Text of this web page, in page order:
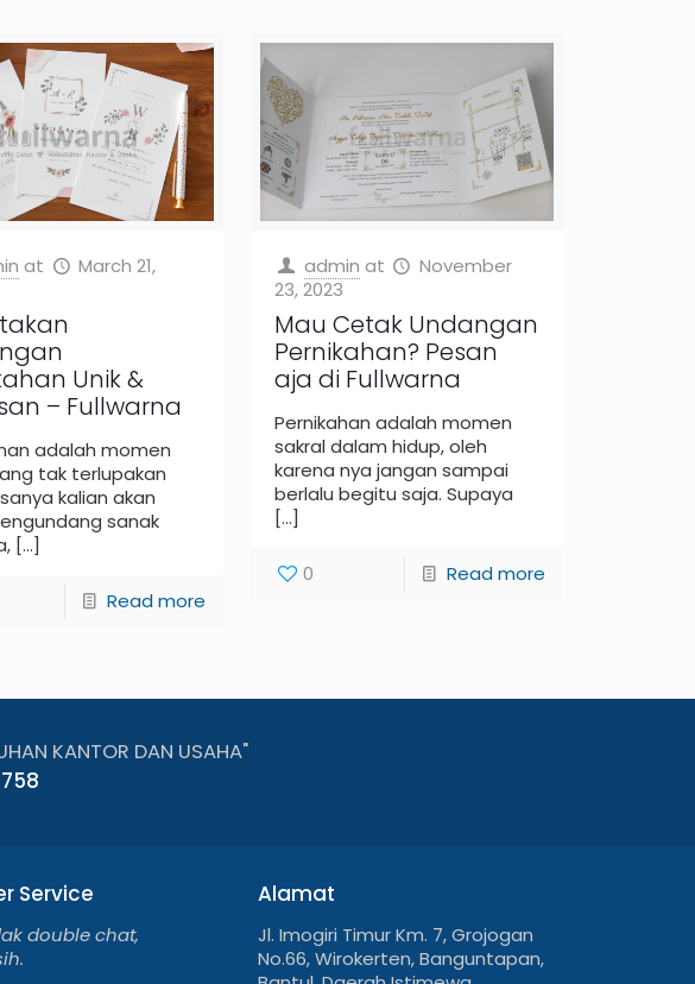
at
March 21,
Unik &
– Fullwarna
adalah momen
tak terlupakan
kalian akan
sanak
[…]
Read more
admin at
November
23, 2023
Mau Cetak Undangan
Pernikahan? Pesan
aja di Fullwarna
Pernikahan adalah momen
sakral dalam hidup, oleh
karena nya jangan sampai
berlalu begitu saja. Supaya
[…]
0 Read more
KANTOR DAN USAHA"
Service
double chat,
Alamat
Jl. Imogiri Timur Km. 7, Grojogan
No.66, Wirokerten, Banguntapan,